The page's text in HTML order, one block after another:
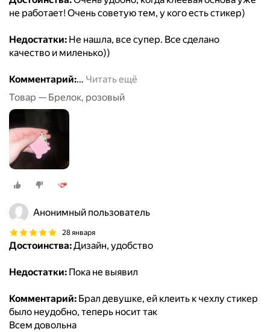
не работает! Очень советую тем, у кого есть стикер)
Недостатки: Не нашла, все супер. Все сделано
качество и миленько))
Комментарий:… Читать ещё
Товар — Брелок, розовый
Анонимный пользователь
28 января
Достоинства:Дизайн, удобство
Недостатки: Пока не выявил
Комментарий: Брал девушке, ей клеить к чехлу стикер
было неудобно, теперь носит так
Всем довольна